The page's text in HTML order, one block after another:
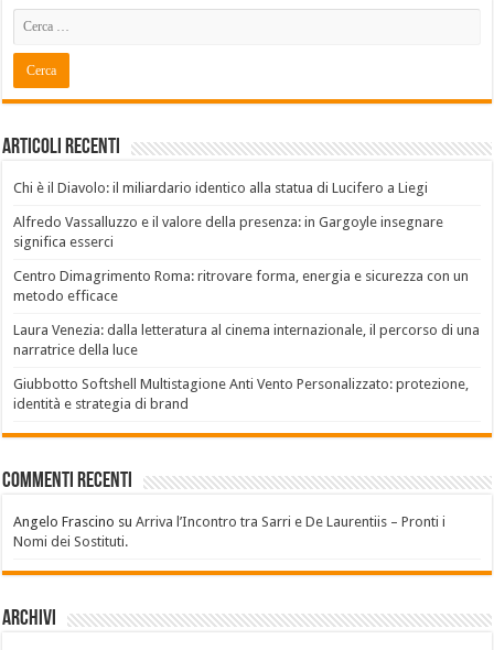
Articoli recenti
Chi è il Diavolo: il miliardario identico alla statua di Lucifero a Liegi
Alfredo Vassalluzzo e il valore della presenza: in Gargoyle insegnare
significa esserci
Centro Dimagrimento Roma: ritrovare forma, energia e sicurezza con un
metodo efficace
Laura Venezia: dalla letteratura al cinema internazionale, il percorso di una
narratrice della luce
Giubbotto Softshell Multistagione Anti Vento Personalizzato: protezione,
identità e strategia di brand
Commenti recenti
Angelo Frascino suArriva l’Incontro tra Sarri e De Laurentiis – Pronti i
Nomi dei Sostituti.
Archivi